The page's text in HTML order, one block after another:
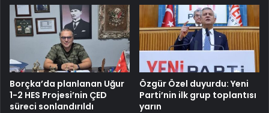
Borçka’da planlanan Uğur
1-2 HES Projesi’nin ÇED
süreci sonlandırıldı
Özgür Özel duyurdu: Yeni
Parti’nin ilk grup toplantısı
yarın